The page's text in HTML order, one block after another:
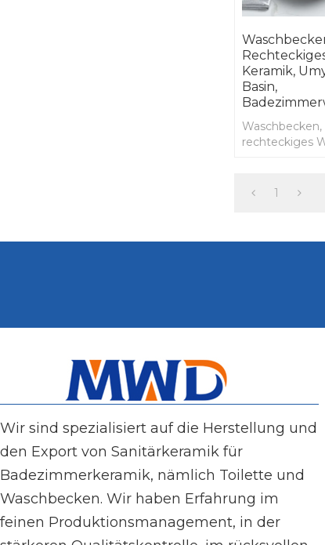
Keramik,
Basin,
rechteckiges
graues
1
Wir sind spezialisiert auf die Herstellung und
den Export von Sanitärkeramik für
Badezimmerkeramik, nämlich Toilette und
Waschbecken. Wir haben Erfahrung im
feinen Produktionsmanagement, in der